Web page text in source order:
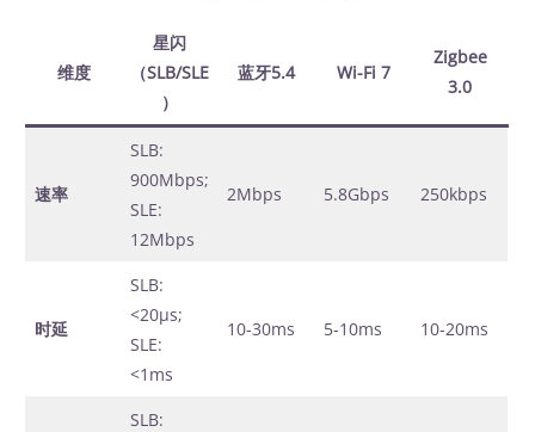
维度
星闪
（SLB/SLE
）
蓝牙5.4 Wi-Fi 7
Zigbee
3.0
速率
SLB:
900Mbps;
SLE:
12Mbps
2Mbps 5.8Gbps 250kbps
时延
SLB:
<20μs;
SLE:
<1ms
10-30ms 5-10ms 10-20ms
SLB: